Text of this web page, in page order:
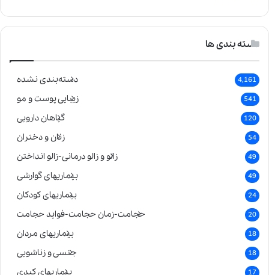
دسته بندی ها
دسته‌بندی نشده 4,161
زیبایی پوست و مو 541
گیاهان دارویی 120
زنان و دختران 54
زالو و زالو درمانی-زالو انداختن 49
بیماریهای گوارشی 49
بیماریهای کودکان 24
حجامت-زمان حجامت-فواید حجامت 20
بیماریهای مردان 18
جنسی و زناشویی 18
بیماریهای کبدی 17